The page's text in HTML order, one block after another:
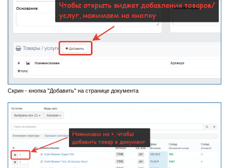
Скрин - кнопка "Добавить" на странице документа